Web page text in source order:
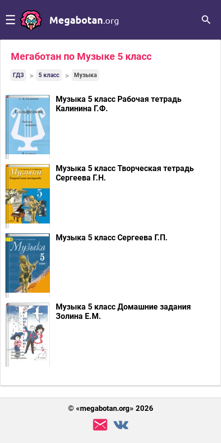
☰ Megabotan .org
Мегаботан по Музыке 5 класс
ГДЗ 5 класс Музыка
Музыка 5 класс Рабочая тетрадь
Калинина Г.Ф.
Музыка 5 класс Творческая тетрадь
Сергеева Г.Н.
Музыка 5 класс Сергеева Г.П.
Музыка 5 класс Домашние задания
Золина Е.М.
© «megabotan.org» 2026